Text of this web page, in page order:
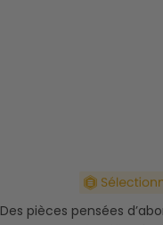
Des pièces pensées